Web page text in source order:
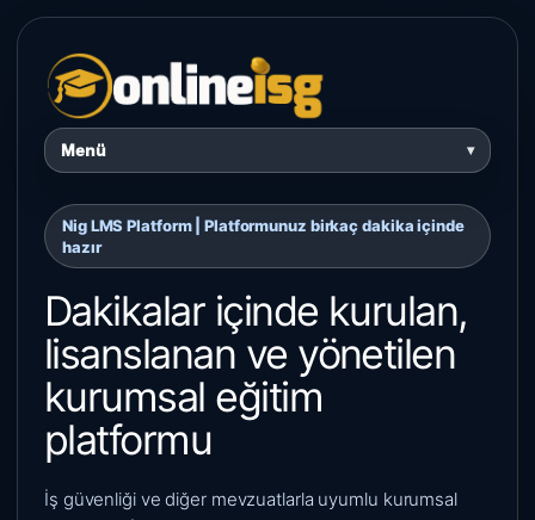
Menü ▾
Nig LMS Platform | Platformunuz birkaç dakika içinde
hazır
Dakikalar içinde kurulan,
lisanslanan ve yönetilen
kurumsal eğitim
platformu
İş güvenliği ve diğer mevzuatlarla uyumlu kurumsal